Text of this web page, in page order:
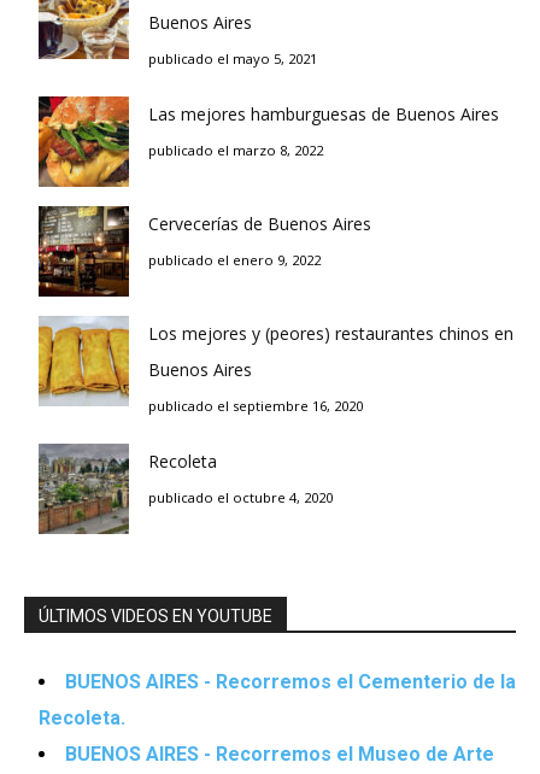
Buenos Aires
publicado el mayo 5, 2021
Las mejores hamburguesas de Buenos Aires
publicado el marzo 8, 2022
Cervecerías de Buenos Aires
publicado el enero 9, 2022
Los mejores y (peores) restaurantes chinos en
Buenos Aires
publicado el septiembre 16, 2020
Recoleta
publicado el octubre 4, 2020
ÚLTIMOS VIDEOS EN YOUTUBE
BUENOS AIRES - Recorremos el Cementerio de la
Recoleta.
BUENOS AIRES - Recorremos el Museo de Arte